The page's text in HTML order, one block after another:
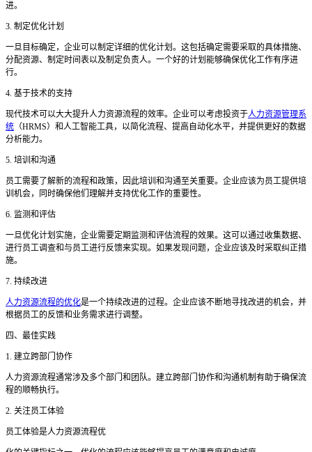
进。
3. 制定优化计划
一旦目标确定，企业可以制定详细的优化计划。这包括确定需要采取的具体措施、
分配资源、制定时间表以及制定负责人。一个好的计划能够确保优化工作有序进
行。
4. 基于技术的支持
现代技术可以大大提升人力资源流程的效率。企业可以考虑投资于人力资源管理系
统 （HRMS）和人工智能工具，以简化流程、提高自动化水平，并提供更好的数据
分析能力。
5. 培训和沟通
员工需要了解新的流程和政策，因此培训和沟通至关重要。企业应该为员工提供培
训机会，同时确保他们理解并支持优化工作的重要性。
6. 监测和评估
一旦优化计划实施，企业需要定期监测和评估流程的效果。这可以通过收集数据、
进行员工调查和与员工进行反馈来实现。如果发现问题，企业应该及时采取纠正措
施。
7. 持续改进
人力资源流程的优化是一个持续改进的过程。企业应该不断地寻找改进的机会，并
根据员工的反馈和业务需求进行调整。
四、最佳实践
1. 建立跨部门协作
人力资源流程通常涉及多个部门和团队。建立跨部门协作和沟通机制有助于确保流
程的顺畅执行。
2. 关注员工体验
员工体验是人力资源流程优